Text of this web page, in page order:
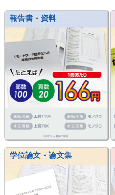
報告書・資料
学位論文・論文集